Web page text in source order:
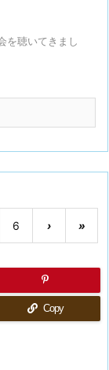
を聴いてきまし
6 › »
Copy